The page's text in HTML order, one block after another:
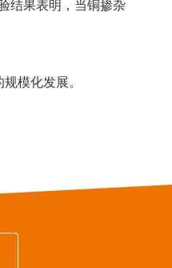
结果表明，当铜掺杂
模化发展。